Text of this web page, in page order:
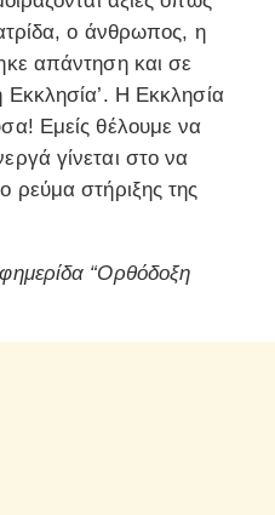
ο άνθρωπος, η
απάντηση και σε
Εκκλησία’. Η Εκκλησία
Εμείς θέλουμε να
γίνεται στο να
ρεύμα στήριξης της
“Ορθόδοξη